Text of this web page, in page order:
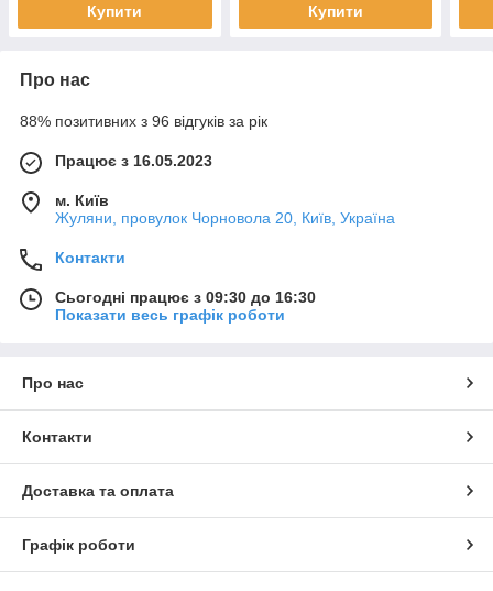
Купити Купити
Про нас
88% позитивних з 96 відгуків за рік
Працює з 16.05.2023
м. Київ
Жуляни, провулок Чорновола 20, Київ, Україна
Контакти
Сьогодні працює з 09:30 до 16:30
Показати весь графік роботи
Про нас
Контакти
Доставка та оплата
Графік роботи